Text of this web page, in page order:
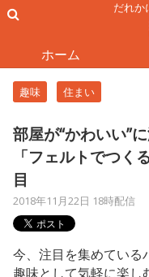
だれか
ホーム
趣味 住まい
部屋が“かわいい”
「フェルトでつく
目
2018年11月22日 18時配信
今、注目を集めている
趣味として気軽に楽し